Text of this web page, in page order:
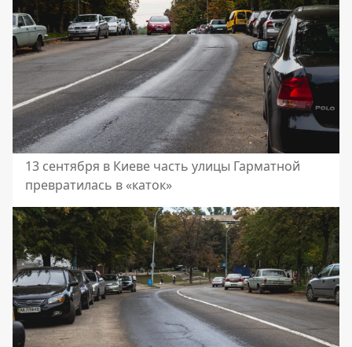
13 сентября в Киеве часть улицы Гарматной
превратилась в «каток»